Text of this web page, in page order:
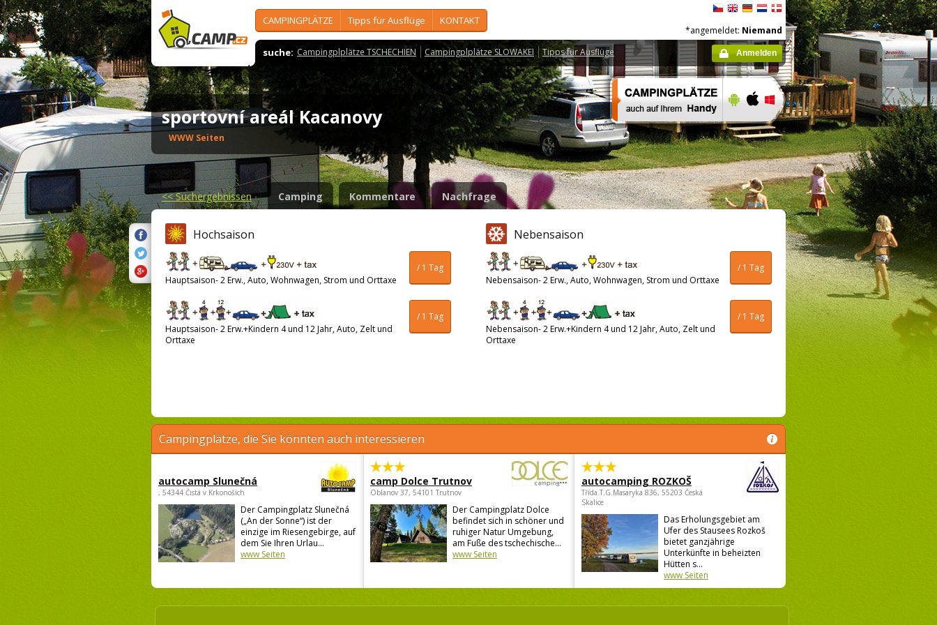
CAMPINGPLÄTZE Tipps für Ausflüge KONTAKT
suche: Campingplplätze TSCHECHIEN Campingplplätze SLOWAKEI Tipps für Ausflüge
*angemeldet: Niemand
Anmelden
sportovní areál Kacanovy
WWW Seiten
<<Suchergebnissen Camping Kommentare Nachfrage
Hochsaison
/ 1 Tag
Hauptsaison- 2 Erw., Auto, Wohnwagen, Strom und Orttaxe
/ 1 Tag
Hauptsaison- 2 Erw.+Kindern 4 und 12 Jahr, Auto, Zelt und
Orttaxe
Nebensaison
/ 1 Tag
Nebensaison- 2 Erw., Auto, Wohnwagen, Strom und Orttaxe
/ 1 Tag
Nebensaison- 2 Erw.+Kindern 4 und 12 Jahr, Auto, Zelt und
Orttaxe
Campingplätze, die Sie könnten auch interessieren
autocamp Slunečná
, 54344 Čistá v Krkonoších
Der Campingplatz Slunečná
(„An der Sonne“) ist der
einzige im Riesengebirge, auf
dem Sie Ihren Urlau...
www Seiten
camp Dolce Trutnov
Oblanov 37, 54101 Trutnov
Der Campingplatz Dolce
befindet sich in schöner und
ruhiger Natur Umgebung,
am Fuße des tschechische...
www Seiten
autocamping ROZKOŠ
Třída.T.G.Masaryka 836, 55203 Česká
Skalice
Das Erholungsgebiet am
Ufer des Stausees Rozkoš
bietet ganzjährige
Unterkünfte in beheizten
Hütten s...
www Seiten